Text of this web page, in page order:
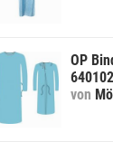
OP
640102
von